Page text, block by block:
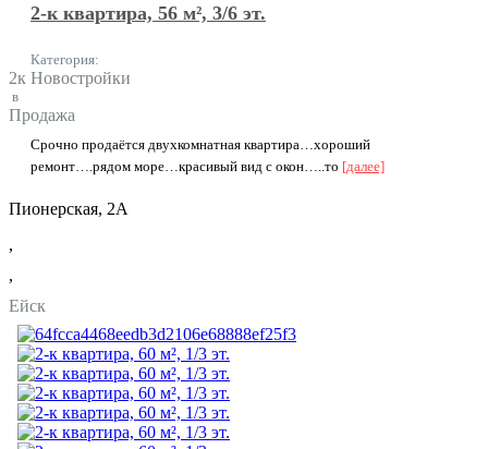
2-к квартира, 56 м², 3/6 эт.
Категория:
2к Новостройки
в
Продажа
Срочно продаётся двухкомнатная квартира…хороший
ремонт….рядом море…красивый вид с окон…..то [далее]
Пионерская, 2А
,
,
Ейск